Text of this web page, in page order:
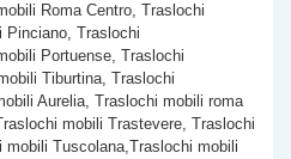
Roma Centro, Traslochi
Pinciano, Traslochi
Portuense, Traslochi
Tiburtina, Traslochi
Aurelia, Traslochi mobili roma
mobili Trastevere, Traslochi
Tuscolana,Traslochi mobili